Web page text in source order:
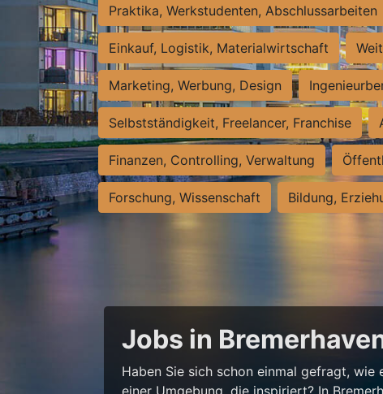
Praktika, Werkstudenten, Abschlussarbeiten
Einkauf, Logistik, Materialwirtschaft
Marketing, Werbung, Design
Selbstständigkeit, Freelancer, Franchise
Finanzen, Controlling, Verwaltung
Forschung, Wissenschaft Bildung,
Jobs in
Haben Sie sich schon einmal gefragt,